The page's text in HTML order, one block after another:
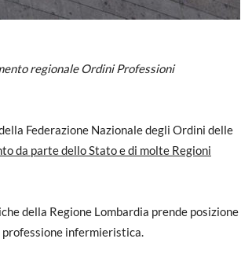
regionale Ordini Professioni
Federazione Nazionale degli Ordini delle
da parte dello Stato e di molte Regioni
della Regione Lombardia prende posizione
infermieristica.